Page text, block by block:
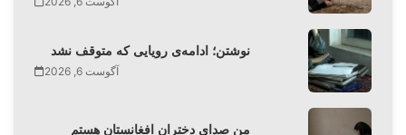
نوشتن؛ ادامه‌ی رویایی که متوقف نشد
آگوست 6, 2026
من صدای دختران افغانستان هستم